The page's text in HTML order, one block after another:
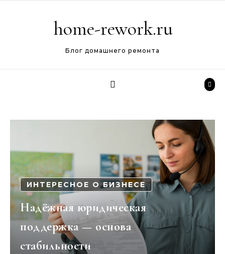
home-rework.ru
Блог домашнего ремонта
ИНТЕРЕСНОЕ О БИЗНЕСЕ
Надёжная юридическая
поддержка — основа
стабильности